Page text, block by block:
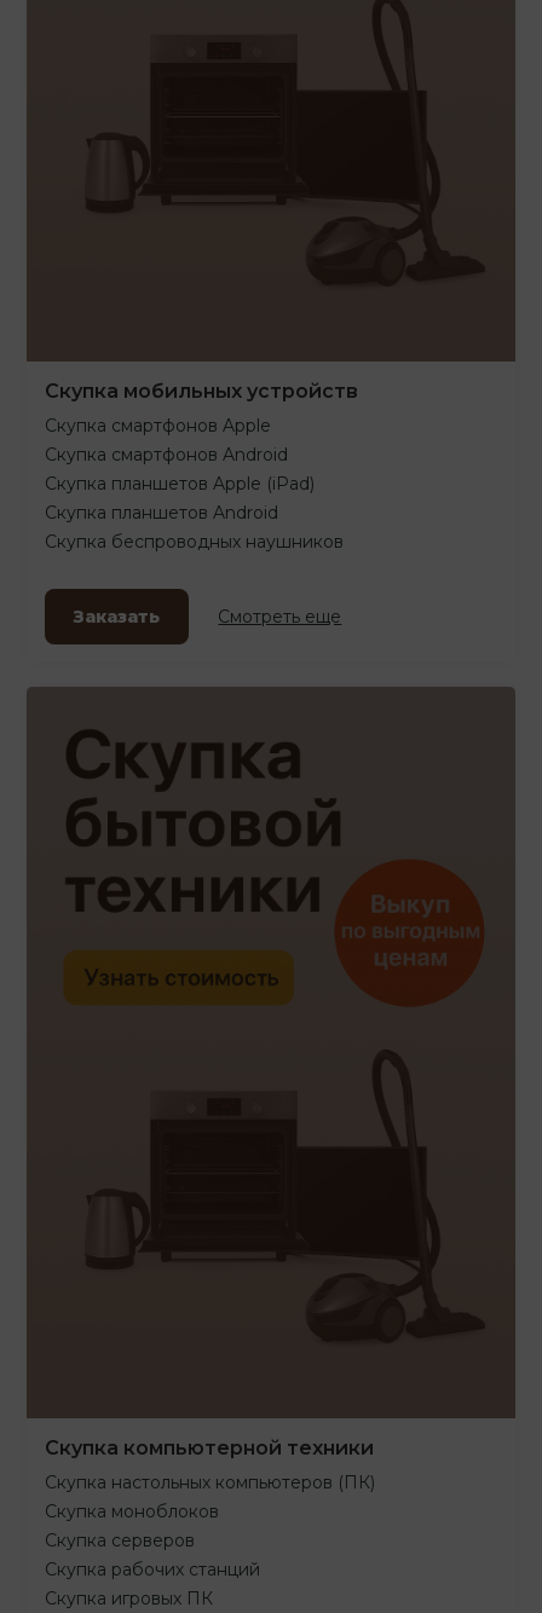
Скупка мобильных устройств
Скупка смартфонов Apple
Скупка смартфонов Android
Скупка планшетов Apple (iPad)
Скупка планшетов Android
Скупка беспроводных наушников
Заказать Смотреть еще
Скупка компьютерной техники
Скупка настольных компьютеров (ПК)
Скупка моноблоков
Скупка серверов
Скупка рабочих станций
Скупка игровых ПК